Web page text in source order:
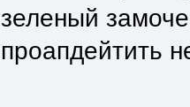
зеленый
проапдейтить